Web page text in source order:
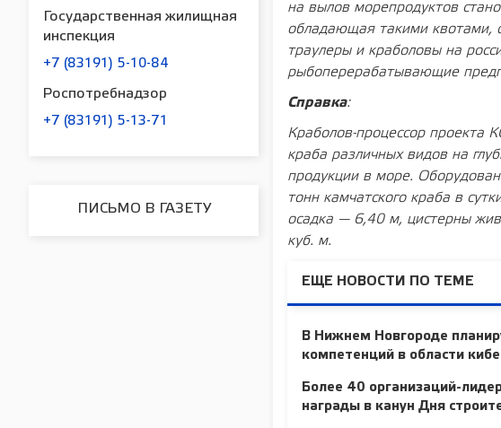
Государственная жилищная
инспекция
+7 (83191) 5-10-84
Роспотребнадзор
+7 (83191) 5-13-71
ПИСЬМО В ГАЗЕТУ
на вылов морепродуктов
обладающая такими квотами,
траулеры и краболовы на
рыбоперерабатывающие
Справка:
Краболов-процессор проекта
краба различных видов на
продукции в море.
тонн камчатского краба в
осадка — 6,40 м, цистерны
куб. м.
ЕЩЕ НОВОСТИ ПО ТЕМЕ
В Нижнем Новгороде
компетенций в области
Более 40 организаций-
награды в канун Дня